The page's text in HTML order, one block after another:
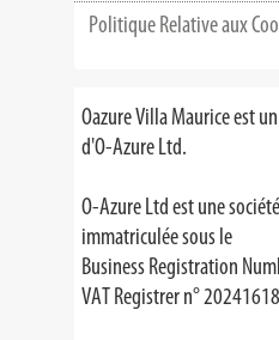
Politique Relative aux
Oazure Villa Maurice est
d'O-Azure Ltd.
O-Azure Ltd est une
immatriculée sous le
Business Registration
VAT Registrer n° 20241618